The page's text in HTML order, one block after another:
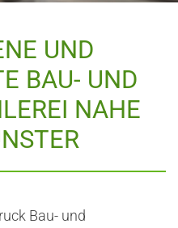
UND
BAU- UND
NAHE
Bau- und